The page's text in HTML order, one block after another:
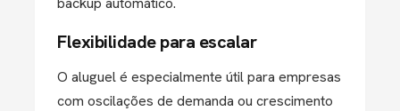
Flexibilidade para escalar
O aluguel é especialmente útil para empresas
com oscilações de demanda ou crescimento